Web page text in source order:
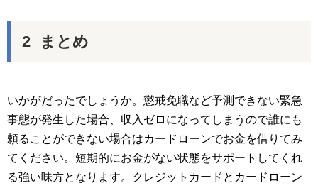
まとめ
いかがだったでしょうか。懲戒免職など予測できない緊急
事態が発生した場合、収入ゼロになってしまうので誰にも
頼ることができない場合はカードローンでお金を借りてみ
てください。短期的にお金がない状態をサポートしてくれ
る強い味方となります。クレジットカードとカードローン